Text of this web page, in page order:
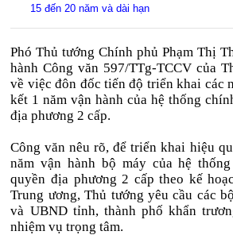
15 đến 20 năm và dài hạn
Phó Thủ tướng Chính phủ Phạm Thị
hành Công văn 597/TTg-TCCV của
về việc đôn đốc tiến độ triển khai các
kết 1 năm vận hành của hệ thống
địa phương 2 cấp.
Công văn nêu rõ, để triển khai hiệu
năm vận hành bộ máy của hệ
quyền địa phương 2 cấp theo kế
Trung ương, Thủ tướng yêu cầu các
và UBND tỉnh, thành phố khẩn
nhiệm vụ trọng tâm.